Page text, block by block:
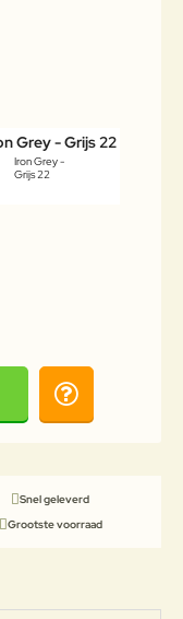
Iron Grey -
Grijs 22
Snel geleverd
Grootste voorraad